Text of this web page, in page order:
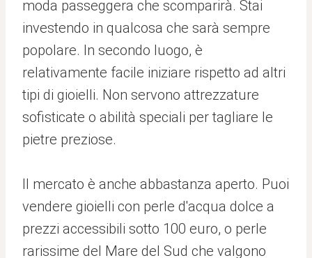
moda passeggera che scomparirà. Stai
investendo in qualcosa che sarà sempre
popolare. In secondo luogo, è
relativamente facile iniziare rispetto ad altri
tipi di gioielli. Non servono attrezzature
sofisticate o abilità speciali per tagliare le
pietre preziose.
Il mercato è anche abbastanza aperto. Puoi
vendere gioielli con perle d'acqua dolce a
prezzi accessibili sotto 100 euro, o perle
rarissime del Mare del Sud che valgono